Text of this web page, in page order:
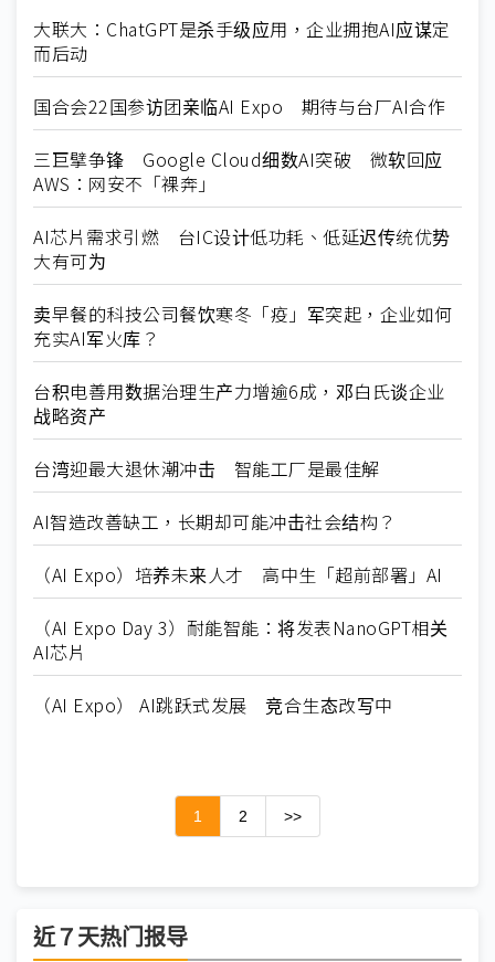
大联大：ChatGPT是杀手级应用，企业拥抱AI应谋定
而后动
国合会22国参访团亲临AI Expo 期待与台厂AI合作
三巨擘争锋 Google Cloud细数AI突破 微软回应
AWS：网安不「裸奔」
AI芯片需求引燃 台IC设计低功耗、低延迟传统优势
大有可为
卖早餐的科技公司餐饮寒冬「疫」军突起，企业如何
充实AI军火库？
台积电善用数据治理生产力增逾6成，邓白氏谈企业
战略资产
台湾迎最大退休潮冲击 智能工厂是最佳解
AI智造改善缺工，长期却可能冲击社会结构？
（AI Expo）培养未来人才 高中生「超前部署」AI
（AI Expo Day 3）耐能智能：将发表NanoGPT相关
AI芯片
（AI Expo） AI跳跃式发展 竞合生态改写中
1 2 >>
近７天热门报导